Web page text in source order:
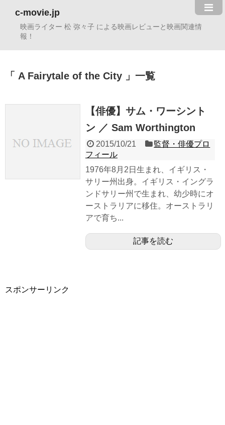
c-movie.jp
映画ライター 松 弥々子 による映画レビューと映画関連情
報！
A Fairytale of the City 一覧
【俳優】サム・ワーシント
ン ／ Sam Worthington
2015/10/21
監督・俳優プロ
フィール
1976年8月2日生まれ、イギリス・
サリー州出身。イギリス・イングラ
ンドサリー州で生まれ、幼少時にオ
ーストラリアに移住。オーストラリ
アで育ち...
記事を読む
スポンサーリンク